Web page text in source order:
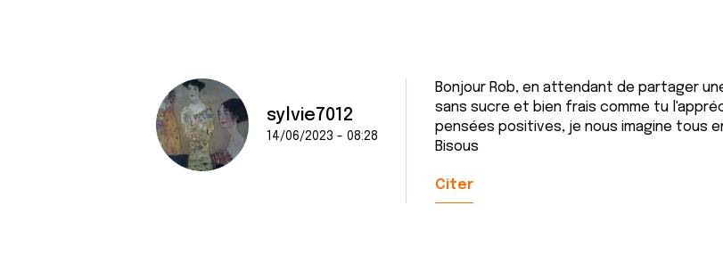
sylvie7012
14/06/2023 - 08:28
Bonjour Rob, en attendant de partager
sans sucre et bien frais comme tu
pensées positives, je nous imagine tous
Bisous
Citer